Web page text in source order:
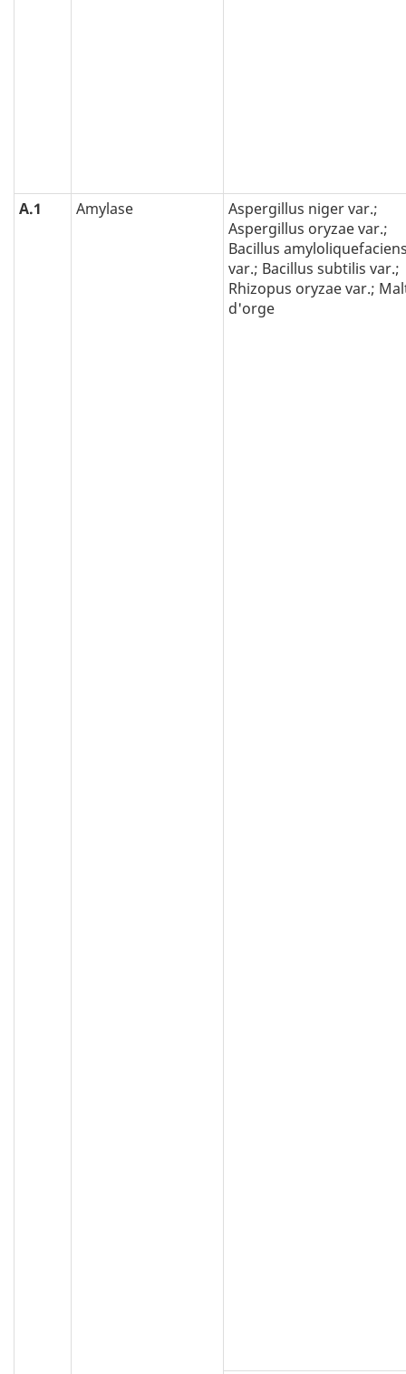
A.1 Amylase
Aspergillus niger var.;
Aspergillus oryzae var.;
Bacillus
var.; Bacillus subtilis var.;
Rhizopus oryzae var.;
d'orge